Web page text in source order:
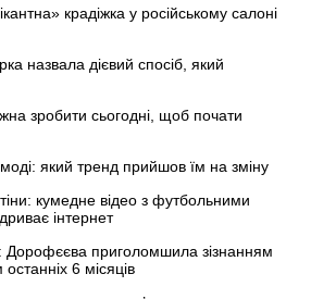
крадіжка у російському салоні
назвала дієвий спосіб, який
зробити сьогодні, щоб почати
який тренд прийшов їм на зміну
кумедне відео з футбольними
інтернет
Дорофєєва приголомшила зізнанням
6 місяців